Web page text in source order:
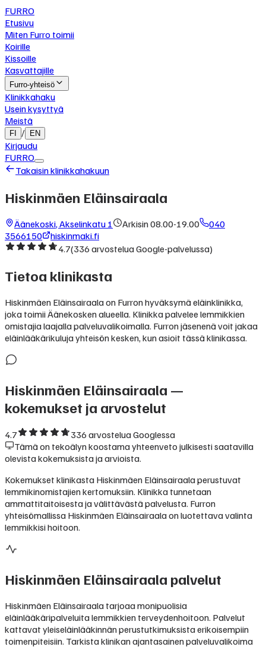
FURRO
Etusivu
Miten Furro toimii
Koirille
Kissoille
Kasvattajille
Furro-yhteisö
Klinikkahaku
Usein kysyttyä
Meistä
FI / EN
Kirjaudu
FURRO
Takaisin klinikkahakuun
Hiskinmäen Eläinsairaala
Äänekoski, Akselinkatu 1 Arkisin 08.00-19.00
040
3566150
hiskinmaki.fi
4.7(336arvostelua Google-palvelussa)
Tietoa klinikasta
Hiskinmäen Eläinsairaala on Furron hyväksymä eläinklinikka,
joka toimii Äänekosken alueella. Klinikka palvelee lemmikkien
omistajia laajalla palveluvalikoimalla. Furron jäsenenä voit jakaa
eläinlääkärikuluja yhteisön kesken, kun asioit tässä klinikassa.
Hiskinmäen Eläinsairaala —
kokemukset ja arvostelut
4.7 336arvostelua Googlessa
Tämä on tekoälyn koostama yhteenveto julkisesti saatavilla
olevista kokemuksista ja arvioista.
Kokemukset klinikasta Hiskinmäen Eläinsairaala perustuvat
lemmikinomistajien kertomuksiin. Klinikka tunnetaan
ammattitaitoisesta ja välittävästä palvelusta. Furron
yhteisömallissa Hiskinmäen Eläinsairaala on luotettava valinta
lemmikkisi hoitoon.
Hiskinmäen Eläinsairaala palvelut
Hiskinmäen Eläinsairaala tarjoaa monipuolisia
eläinlääkäripalveluita lemmikkien terveydenhoitoon. Palvelut
kattavat yleiseläinlääkinnän perustutkimuksista erikoisempiin
toimenpiteisiin. Tarkista klinikan ajantasainen palveluvalikoima